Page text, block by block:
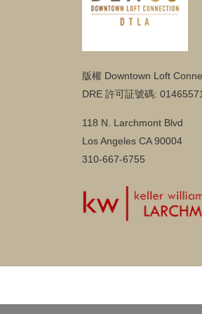
版權 Downtown Loft
DRE 許可証號碼: 01465571
118 N. Larchmont Blvd
Los Angeles CA 90004
310-667-6755